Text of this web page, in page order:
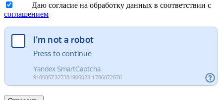
Даю согласие на обработку данных в соответствии с
соглашением